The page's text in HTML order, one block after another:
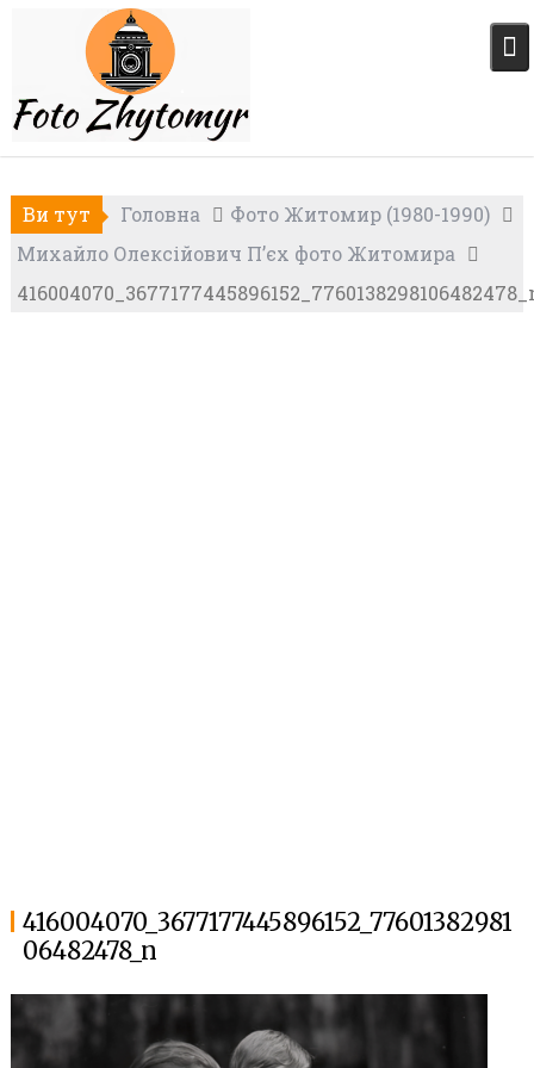
Ви тут Головна
Фото Житомир (1980-1990)
Михайло Олексійович П’єх фото Житомира
416004070_3677177445896152_77601382981
06482478_n